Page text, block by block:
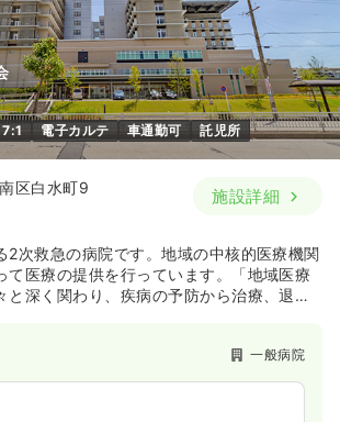
なる 詳細を見る
正・准看護師 介護老人保健施設
/月 賞与3.5ヶ月
月給33万円以上可
なる 詳細を見る
7:1 電子カルテ 車通勤可 託児所
区白水町9
施設詳細
2次救急の病院です。地域の中核的医療機関
て医療の提供を行っています。「地域医療
と深く関わり、疾病の予防から治療、退院
にも力を入れており、救急車の受け入れは
ます。地域医療から救急医療まで、幅広く
一般病院